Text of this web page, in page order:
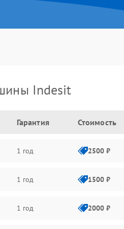
Indesit
Гарантия Стоимость
1 год 2500 ₽
1 год 1500 ₽
1 год 2000 ₽